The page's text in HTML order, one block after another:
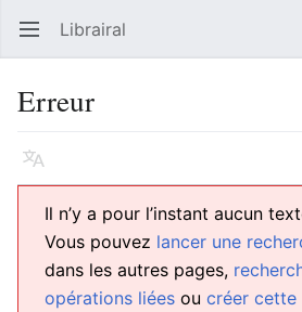
Ouvrir le menu principal Librairal
Erreur
Langue
Il n’y a pour l’instant aucun
Vous pouvez lancer une
dans les autres pages,
opérations liées ou créer cette